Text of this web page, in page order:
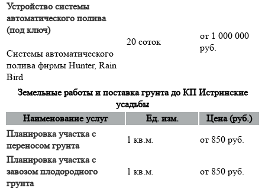
Устройство системы
автоматического полива
(под ключ)
Системы автоматического
полива фирмы Hunter, Rain
Bird
20 соток
от 1 000 000
руб.
Земельные работы и поставка грунта до КП Истринские
усадьбы
Наименование услуг
Ед. изм.
Цена (руб.)
Планировка участка с
переносом грунта
1 кв.м.
от 850 руб.
Планировка участка с
завозом плодородного
грунта
1 кв.м. от 850 руб.